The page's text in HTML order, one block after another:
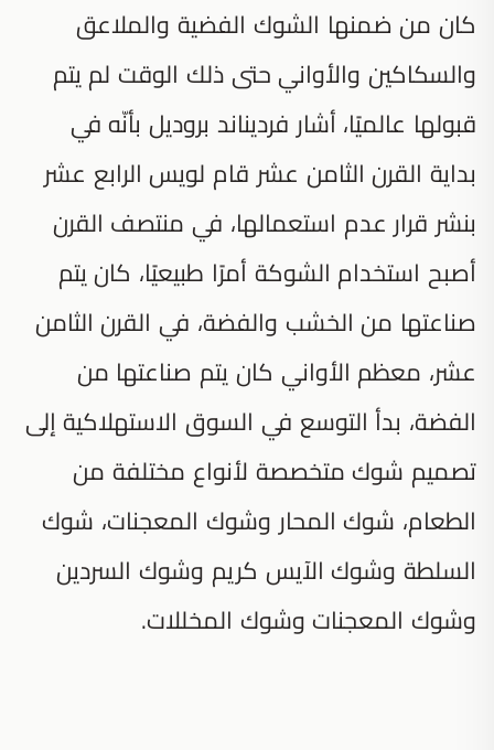
كان من ضمنها الشوك الفضية والملاعق
والسكاكين والأواني حتى ذلك الوقت لم يتم
قبولها عالميًا، أشار فرديناند بروديل بأنّه في
بداية القرن الثامن عشر قام لويس الرابع عشر
بنشر قرار عدم استعمالها، في منتصف القرن
أصبح استخدام الشوكة أمرًا طبيعيًا، كان يتم
صناعتها من الخشب والفضة، في القرن الثامن
عشر، معظم الأواني كان يتم صناعتها من
الفضة، بدأ التوسع في السوق الاستهلاكية إلى
تصميم شوك متخصصة لأنواع مختلفة من
الطعام، شوك المحار وشوك المعجنات، شوك
السلطة وشوك الآيس كريم وشوك السردين
وشوك المعجنات وشوك المخللات.